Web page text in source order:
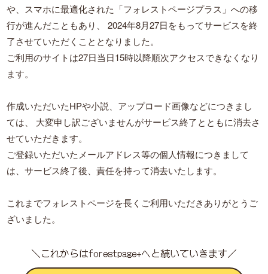
や、スマホに最適化された「フォレストページプラス」への移
行が進んだこともあり、
2024年8月27日をもってサービスを終
了させていただくこととなりました。
ご利用のサイトは27日当日15時以降順次アクセスできなくなり
ます。
作成いただいたHPや小説、アップロード画像などにつきまし
ては、
大変申し訳ございませんがサービス終了とともに消去さ
せていただきます。
ご登録いただいたメールアドレス等の個人情報につきまして
は、サービス終了後、責任を持って消去いたします。
これまでフォレストページを長くご利用いただきありがとうご
ざいました。
＼これからはforestpage+へと続いていきます／